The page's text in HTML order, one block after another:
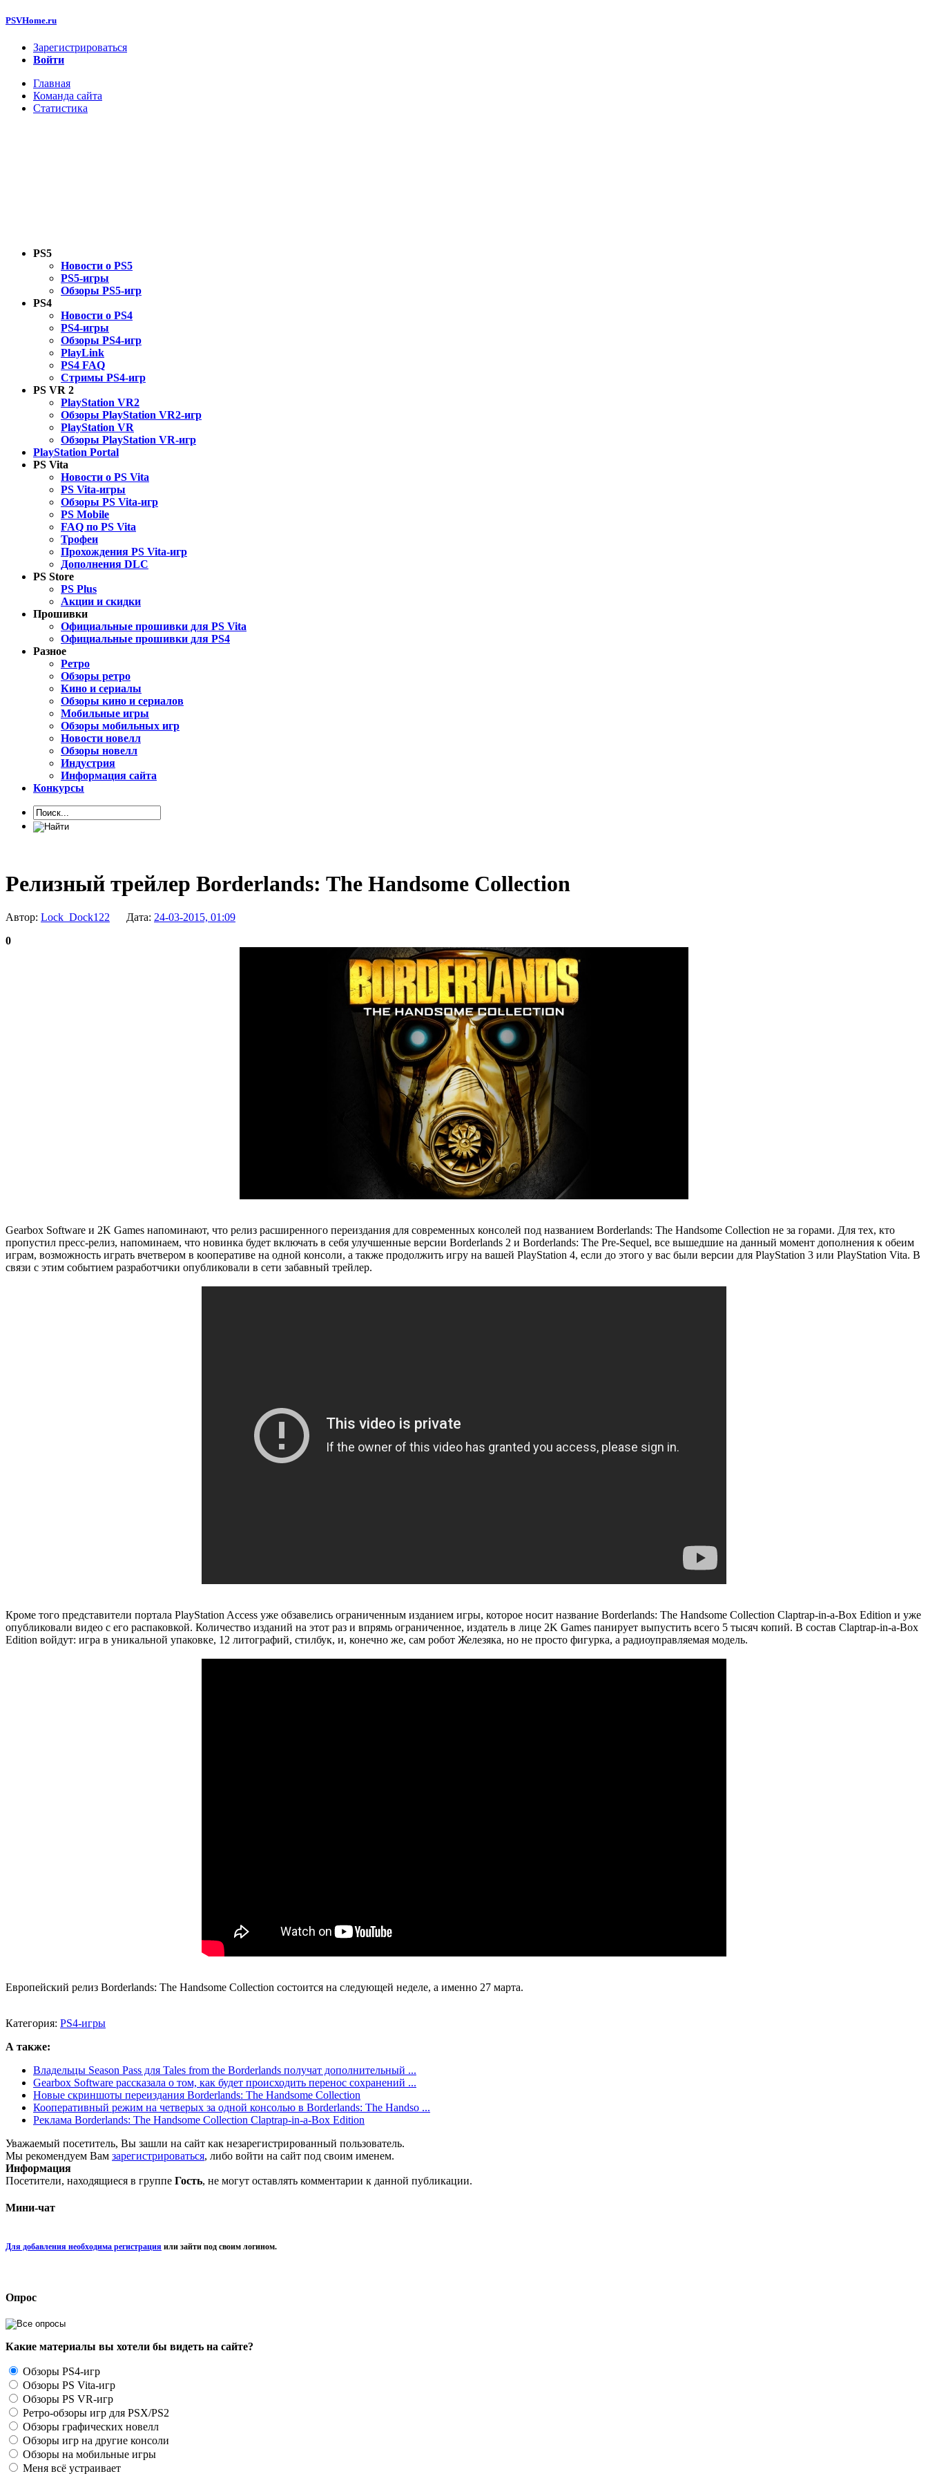
PSVHome.ru
Зарегистрироваться
Войти
Главная
Команда сайта
Статистика
PS5
Новости о PS5
PS5-игры
Обзоры PS5-игр
PS4
Новости о PS4
PS4-игры
Обзоры PS4-игр
PlayLink
PS4 FAQ
Стримы PS4-игр
PS VR 2
PlayStation VR2
Обзоры PlayStation VR2-игр
PlayStation VR
Обзоры PlayStation VR-игр
PlayStation Portal
PS Vita
Новости о PS Vita
PS Vita-игры
Обзоры PS Vita-игр
PS Mobile
FAQ по PS Vita
Трофеи
Прохождения PS Vita-игр
Дополнения DLC
PS Store
PS Plus
Акции и скидки
Прошивки
Официальные прошивки для PS Vita
Официальные прошивки для PS4
Разное
Ретро
Обзоры ретро
Кино и сериалы
Обзоры кино и сериалов
Мобильные игры
Обзоры мобильных игр
Новости новелл
Обзоры новелл
Индустрия
Информация сайта
Конкурсы
Релизный трейлер Borderlands: The Handsome Collection
Автор: Lock_Dock122 Дата: 24-03-2015, 01:09
0
Gearbox Software и 2K Games напоминают, что релиз расширенного переиздания для современных консолей под названием Borderlands: The Handsome Collection не за горами. Для тех, кто
пропустил пресс-релиз, напоминаем, что новинка будет включать в себя улучшенные версии Borderlands 2 и Borderlands: The Pre-Sequel, все вышедшие на данный момент дополнения к обеим
играм, возможность играть вчетвером в кооперативе на одной консоли, а также продолжить игру на вашей PlayStation 4, если до этого у вас были версии для PlayStation 3 или PlayStation Vita. В
связи с этим событием разработчики опубликовали в сети забавный трейлер.
Кроме того представители портала PlayStation Access уже обзавелись ограниченным изданием игры, которое носит название Borderlands: The Handsome Collection Claptrap-in-a-Box Edition и уже
опубликовали видео с его распаковкой. Количество изданий на этот раз и впрямь ограниченное, издатель в лице 2K Games панирует выпустить всего 5 тысяч копий. В состав Claptrap-in-a-Box
Edition войдут: игра в уникальной упаковке, 12 литографий, стилбук, и, конечно же, сам робот Железяка, но не просто фигурка, а радиоуправляемая модель.
Европейский релиз Borderlands: The Handsome Collection состоится на следующей неделе, а именно 27 марта.
Категория: PS4-игры
А также:
Владельцы Season Pass для Tales from the Borderlands получат дополнительный ...
Gearbox Software рассказала о том, как будет происходить перенос сохранений ...
Новые скриншоты переиздания Borderlands: The Handsome Collection
Кооперативный режим на четверых за одной консолью в Borderlands: The Handso ...
Реклама Borderlands: The Handsome Collection Claptrap-in-a-Box Edition
Уважаемый посетитель, Вы зашли на сайт как незарегистрированный пользователь.
Мы рекомендуем Вам зарегистрироваться, либо войти на сайт под своим именем.
Информация
Посетители, находящиеся в группе Гость, не могут оставлять комментарии к данной публикации.
Мини-чат
Для добавления необходима регистрация или зайти под своим логином.
Опрос
Какие материалы вы хотели бы видеть на сайте?
Обзоры PS4-игр
Обзоры PS Vita-игр
Обзоры PS VR-игр
Ретро-обзоры игр для PSX/PS2
Обзоры графических новелл
Обзоры игр на другие консоли
Обзоры на мобильные игры
Меня всё устраивает